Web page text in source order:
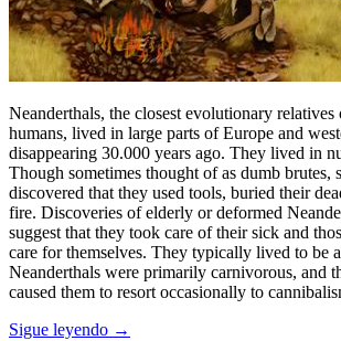
Neanderthals, the closest evolutionary relatives
humans, lived in large parts of Europe and
disappearing 30.000 years ago. They lived in
Though sometimes thought of as dumb brutes,
discovered that they used tools, buried their
fire. Discoveries of elderly or deformed
suggest that they took care of their sick and
care for themselves. They typically lived to be
Neanderthals were primarily carnivorous, and
caused them to resort occasionally to
Sigue leyendo →